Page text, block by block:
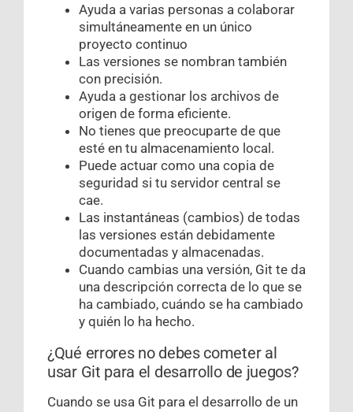
Ayuda a varias personas a colaborar
simultáneamente en un único
proyecto continuo
Las versiones se nombran también
con precisión.
Ayuda a gestionar los archivos de
origen de forma eficiente.
No tienes que preocuparte de que
esté en tu almacenamiento local.
Puede actuar como una copia de
seguridad si tu servidor central se
cae.
Las instantáneas (cambios) de todas
las versiones están debidamente
documentadas y almacenadas.
Cuando cambias una versión, Git te da
una descripción correcta de lo que se
ha cambiado, cuándo se ha cambiado
y quién lo ha hecho.
¿Qué errores no debes cometer al
usar Git para el desarrollo de juegos?
Cuando se usa Git para el desarrollo de un